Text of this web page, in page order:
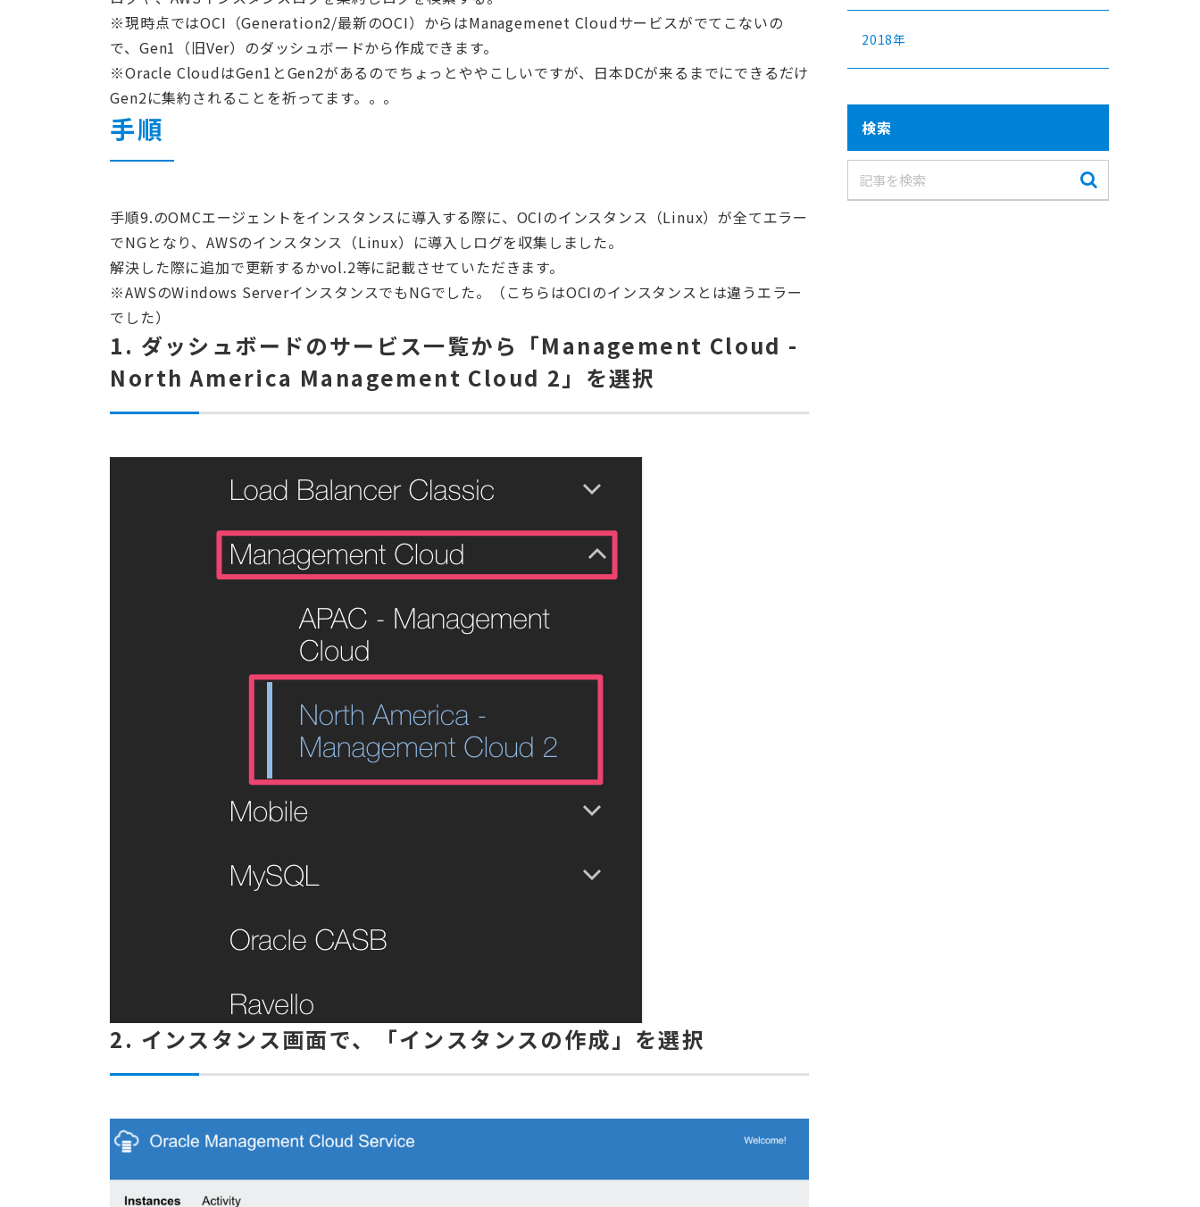
※現時点ではOCI（Generation2/最新のOCI）からはManagemenet Cloudサービスがでてこないの
で、Gen1（旧Ver）のダッシュボードから作成できます。
※Oracle CloudはGen1とGen2があるのでちょっとややこしいですが、日本DCが来るまでにできるだけ
Gen2に集約されることを祈ってます。。。
手順
手順9.のOMCエージェントをインスタンスに導入する際に、OCIのインスタンス（Linux）が全てエラー
でNGとなり、AWSのインスタンス（Linux）に導入しログを収集しました。
解決した際に追加で更新するかvol.2等に記載させていただきます。
※AWSのWindows ServerインスタンスでもNGでした。（こちらはOCIのインスタンスとは違うエラー
でした）
1. ダッシュボードのサービス一覧から「Management Cloud -
North America Management Cloud 2」を選択
2. インスタンス画面で、「インスタンスの作成」を選択
2018年
検索